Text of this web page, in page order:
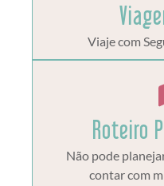
Viaje com
Roteiro
Não pode
contar com